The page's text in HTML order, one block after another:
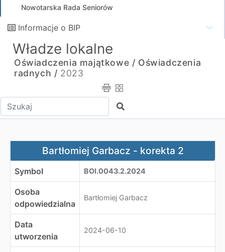
Nowotarska Rada Seniorów
Informacje o BIP
Władze lokalne
Oświadczenia majątkowe / Oświadczenia
radnych / 2023
Wpisz tekst do wyszukania Szukaj
Bartłomiej Garbacz - korekta 2
Bartłomiej Garbacz - korekta 2
Symbol BOI.0043.2.2024
Osoba
odpowiedzialna
Bartłomiej Garbacz
Data
utworzenia
2024-06-10